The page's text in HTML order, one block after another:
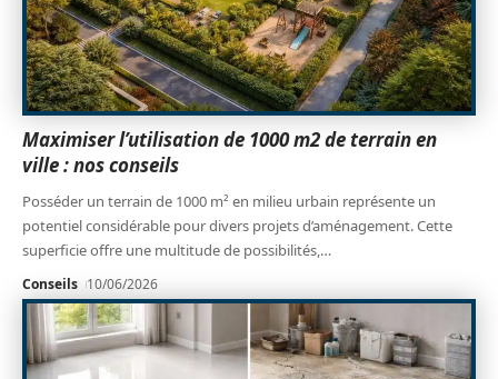
Maximiser l’utilisation de 1000 m2 de terrain en
ville : nos conseils
Posséder un terrain de 1000 m² en milieu urbain représente un
potentiel considérable pour divers projets d’aménagement. Cette
superficie offre une multitude de possibilités, …
Conseils 10/06/2026